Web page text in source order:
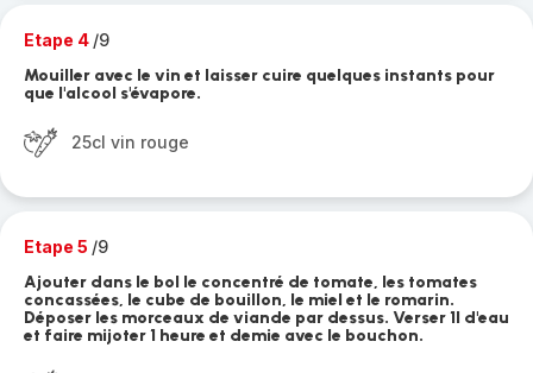
Etape 4 /9
Mouiller avec le vin et laisser cuire quelques instants pour
que l'alcool s'évapore.
25cl vin rouge
Etape 5 /9
Ajouter dans le bol le concentré de tomate, les tomates
concassées, le cube de bouillon, le miel et le romarin.
Déposer les morceaux de viande par dessus. Verser 1l d'eau
et faire mijoter 1 heure et demie avec le bouchon.